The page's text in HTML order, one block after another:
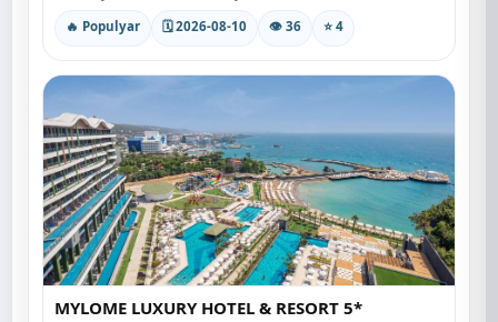
🔥 Populyar 🗓 2026-08-10 👁 36 ⭐ 4
MYLOME LUXURY HOTEL & RESORT 5*